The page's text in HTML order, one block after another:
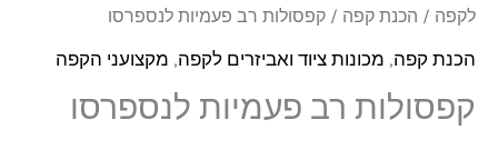
לקפה / הכנת קפה / קפסולות רב פעמיות לנספרסו
הכנת קפה, מכונות ציוד ואביזרים לקפה, מקצועני הקפה
קפסולות רב פעמיות לנספרסו